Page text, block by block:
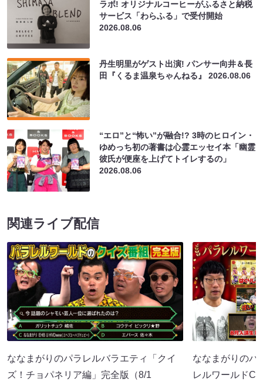
ラボ! オリジナルコーヒーがふるさと納税
サービス「わらふる」で受付開始
2026.08.06
丹生明里がゲスト出演! パンサー向井＆長
田『くるま温泉ちゃんねる』2026.08.06
“エロ”と“怖い”が融合!? 3時のヒロイン・
ゆめっち初の著書は心霊エッセイ本「幽霊
彼氏が便座を上げてトイレするの」
2026.08.06
関連ライブ配信
ななまがりのパラレルバラエティ「クイ
ズ！チョパネリア編」完全版（8/1
ななまがりのパ
レルワールド